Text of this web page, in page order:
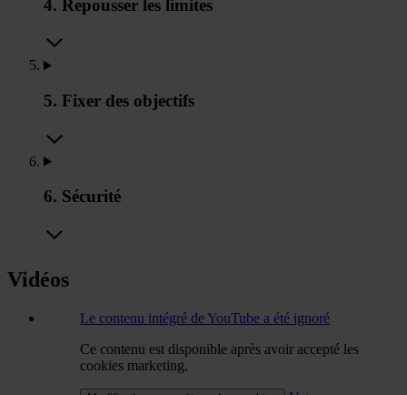
4. Repousser les limites
5. Fixer des objectifs
6. Sécurité
Vidéos
Le contenu intégré de YouTube a été ignoré
Ce contenu est disponible après avoir accepté les
cookies marketing.